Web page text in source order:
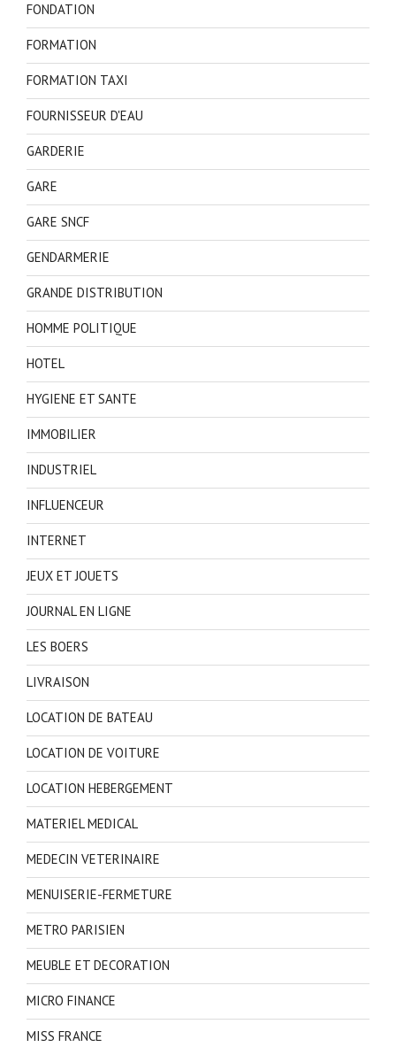
FONDATION
FORMATION
FORMATION TAXI
FOURNISSEUR D'EAU
GARDERIE
GARE
GARE SNCF
GENDARMERIE
GRANDE DISTRIBUTION
HOMME POLITIQUE
HOTEL
HYGIENE ET SANTE
IMMOBILIER
INDUSTRIEL
INFLUENCEUR
INTERNET
JEUX ET JOUETS
JOURNAL EN LIGNE
LES BOERS
LIVRAISON
LOCATION DE BATEAU
LOCATION DE VOITURE
LOCATION HEBERGEMENT
MATERIEL MEDICAL
MEDECIN VETERINAIRE
MENUISERIE-FERMETURE
METRO PARISIEN
MEUBLE ET DECORATION
MICRO FINANCE
MISS FRANCE